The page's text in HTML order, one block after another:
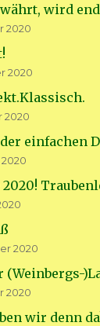
wird
2020
2020
2020
einfachen
2020
(Weinbergs-
2020
wir denn